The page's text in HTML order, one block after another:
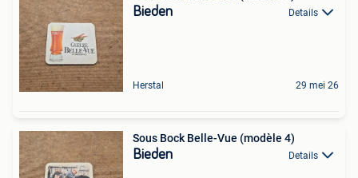
Bieden Details
Herstal 29 mei 26
Sous Bock Belle-Vue (modèle 4)
Bieden Details